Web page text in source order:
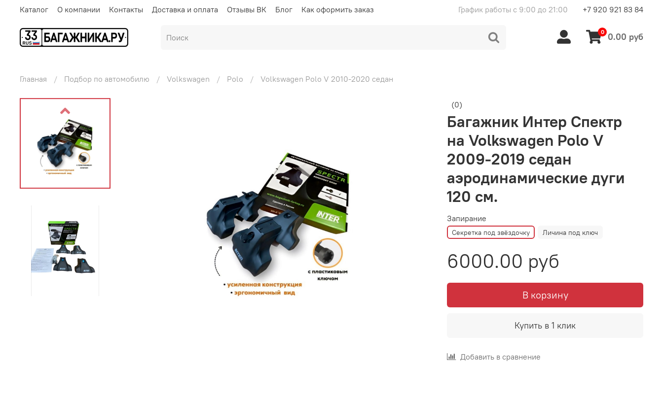
Каталог О компании Контакты Доставка и оплата Отзывы ВК Блог Как оформить заказ График работы с 9:00 до 21:00 +7 920 921 83 84
0 0.00 руб
Главная Подбор по автомобилю Volkswagen Polo Volkswagen Polo V 2010-2020 седан
(0)
Багажник Интер Спектр
на Volkswagen Polo V
2009-2019 седан
аэродинамические дуги
120 см.
Запирание
Секретка под звёздочку Личина под ключ
6000.00 руб
В корзину
Купить в 1 клик
Добавить в сравнение